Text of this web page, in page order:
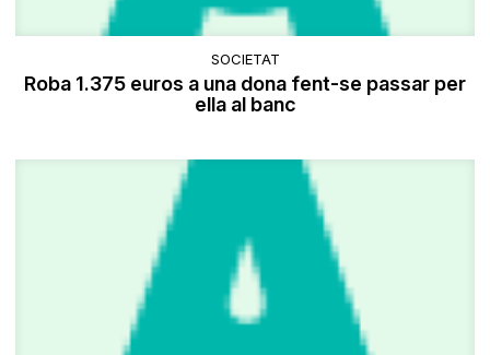
SOCIETAT
Roba 1.375 euros a una dona fent-se passar per
ella al banc